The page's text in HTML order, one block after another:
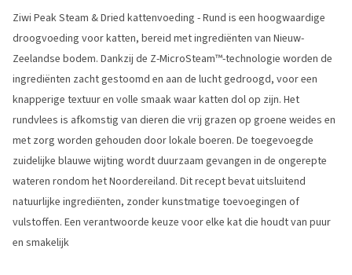
Ziwi Peak Steam & Dried kattenvoeding - Rund is een hoogwaardige
droogvoeding voor katten, bereid met ingrediënten van Nieuw-
Zeelandse bodem. Dankzij de Z-MicroSteam™-technologie worden de
ingrediënten zacht gestoomd en aan de lucht gedroogd, voor een
knapperige textuur en volle smaak waar katten dol op zijn. Het
rundvlees is afkomstig van dieren die vrij grazen op groene weides en
met zorg worden gehouden door lokale boeren. De toegevoegde
zuidelijke blauwe wijting wordt duurzaam gevangen in de ongerepte
wateren rondom het Noordereiland. Dit recept bevat uitsluitend
natuurlijke ingrediënten, zonder kunstmatige toevoegingen of
vulstoffen. Een verantwoorde keuze voor elke kat die houdt van puur
en smakelijk